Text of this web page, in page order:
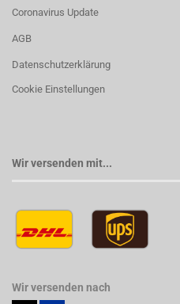
Coronavirus Update
AGB
Datenschutzerklärung
Cookie Einstellungen
Wir versenden mit...
Wir versenden nach